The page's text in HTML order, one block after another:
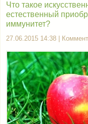
Что такое
естественный
иммунитет?
27.06.2015 14:38 |